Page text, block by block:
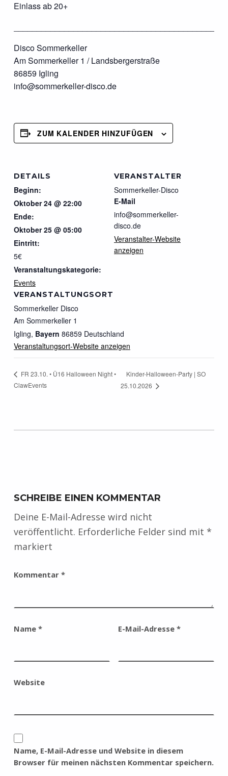
Einlass ab 20+
Disco Sommerkeller
Am Sommerkeller 1 / Landsbergerstraße
86859 Igling
info@sommerkeller-disco.de
ZUM KALENDER HINZUFÜGEN
DETAILS
Beginn:
Oktober 24 @ 22:00
Ende:
Oktober 25 @ 05:00
Eintritt:
5€
Veranstaltungskategorie:
Events
VERANSTALTUNGSORT
Sommerkeller Disco
Am Sommerkeller 1
Igling, Bayern 86859 Deutschland
Veranstaltungsort-Website anzeigen
VERANSTALTER
Sommerkeller-Disco
E-Mail
info@sommerkeller-
disco.de
Veranstalter-Website
anzeigen
FR 23.10. • Ü16 Halloween Night •
ClawEvents
Kinder-Halloween-Party | SO
25.10.2026
SCHREIBE EINEN KOMMENTAR
Deine E-Mail-Adresse wird nicht
veröffentlicht. Erforderliche Felder sind mit *
markiert
Kommentar *
Name * E-Mail-Adresse *
Website
Name, E-Mail-Adresse und Website in diesem
Browser für meinen nächsten Kommentar speichern.